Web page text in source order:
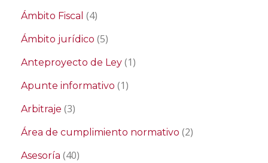
Ámbito Fiscal (4)
Ámbito jurídico (5)
Anteproyecto de Ley (1)
Apunte informativo (1)
Arbitraje (3)
Área de cumplimiento normativo (2)
Asesoría (40)